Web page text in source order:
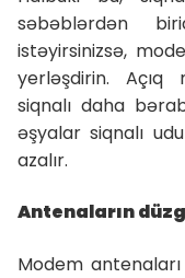
səbəblərdən
istəyirsinizsə,
yerləşdirin. Açıq
siqnalı daha
əşyalar siqnalı
azalır.
Antenaların
Modem